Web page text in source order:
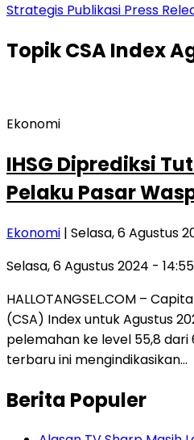
Strategis Publikasi Press
TopikCSA Index
Ekonomi
IHSG Diprediksi
Pelaku Pasar
Ekonomi | Selasa, 6 Agustus
Selasa, 6 Agustus 2024 -
HALLOTANGSEL.COM –
(CSA) Index untuk Agustus
pelemahan ke level 55,8 dari
terbaru ini mengindikasikan…
Berita Populer